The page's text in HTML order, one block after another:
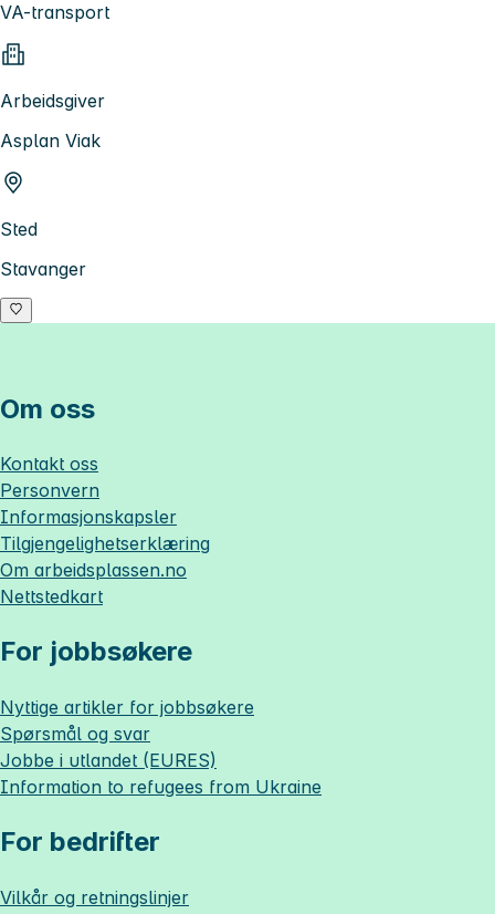
VA-transport
Arbeidsgiver
Asplan Viak
Sted
Stavanger
Om oss
Kontakt oss
Personvern
Informasjonskapsler
Tilgjengelighetserklæring
Om arbeidsplassen.no
Nettstedkart
For jobbsøkere
Nyttige artikler for jobbsøkere
Spørsmål og svar
Jobbe i utlandet (EURES)
Information to refugees from Ukraine
For bedrifter
Vilkår og retningslinjer